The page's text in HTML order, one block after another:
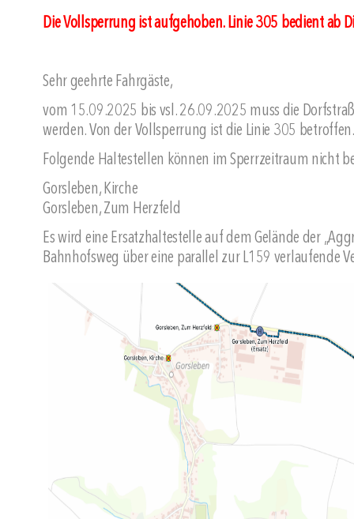
Die Vollsperrung ist aufgehoben. Linie 305 bedient ab
Sehr geehrte Fahrgäste,
vom 15.09.2025 bis vsl. 26.09.2025 muss die
werden. Von der Vollsperrung ist die Linie 305 betroffen.
Folgende Haltestellen können im Sperrzeitraum nicht
Gorsleben, Kirche
Gorsleben, Zum Herzfeld
Es wird eine Ersatzhaltestelle auf dem Gelände der
Bahnhofsweg über eine parallel zur L159 verlaufende